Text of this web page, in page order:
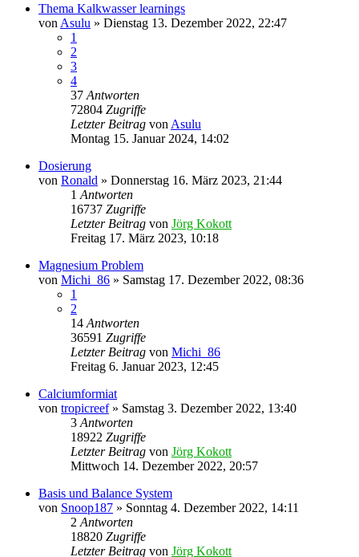
Thema Kalkwasser learnings
von Asulu » Dienstag 13. Dezember 2022, 22:47
1
2
3
4
37 Antworten
72804 Zugriffe
Letzter Beitrag von Asulu
Montag 15. Januar 2024, 14:02
Dosierung
von Ronald » Donnerstag 16. März 2023, 21:44
1 Antworten
16737 Zugriffe
Letzter Beitrag von Jörg Kokott
Freitag 17. März 2023, 10:18
Magnesium Problem
von Michi_86 » Samstag 17. Dezember 2022, 08:36
1
2
14 Antworten
36591 Zugriffe
Letzter Beitrag von Michi_86
Freitag 6. Januar 2023, 12:45
Calciumformiat
von tropicreef» Samstag 3. Dezember 2022, 13:40
3 Antworten
18922 Zugriffe
Letzter Beitrag von Jörg Kokott
Mittwoch 14. Dezember 2022, 20:57
Basis und Balance System
von Snoop187 » Sonntag 4. Dezember 2022, 14:11
2 Antworten
18820 Zugriffe
Letzter Beitrag von Jörg Kokott